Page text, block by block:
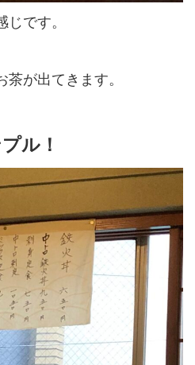
です。
が出てきます。
ル！